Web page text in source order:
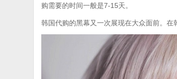
购需要的时间一般是7-15天。
韩国代购的黑幕又一次展现在大众面前。